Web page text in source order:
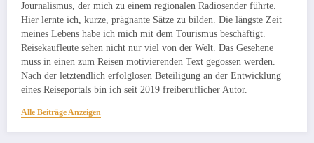
Journalismus, der mich zu einem regionalen Radiosender führte.
Hier lernte ich, kurze, prägnante Sätze zu bilden. Die längste Zeit
meines Lebens habe ich mich mit dem Tourismus beschäftigt.
Reisekaufleute sehen nicht nur viel von der Welt. Das Gesehene
muss in einen zum Reisen motivierenden Text gegossen werden.
Nach der letztendlich erfolglosen Beteiligung an der Entwicklung
eines Reiseportals bin ich seit 2019 freiberuflicher Autor.
Alle Beiträge Anzeigen